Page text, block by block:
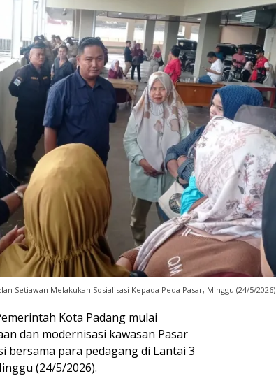
Setiawan Melakukan Sosialisasi Kepada Peda Pasar, Minggu (24/5/2026)
Kota Padang mulai
dan modernisasi kawasan Pasar
bersama para pedagang di Lantai 3
(24/5/2026).